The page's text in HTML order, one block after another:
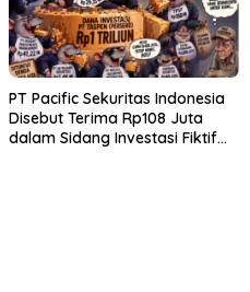
PT Pacific Sekuritas Indonesia
Disebut Terima Rp108 Juta
dalam Sidang Investasi Fiktif